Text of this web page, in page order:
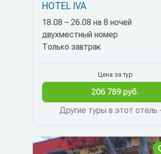
HOTEL IVA
18.08 – 26.08 на 8 ночей
двухместный номер
Только завтрак
Другие туры в этот отель
Цена за тур
206 789 руб.